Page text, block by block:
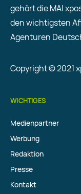
gehört die MAI
den wichtigsten
Agenturen
Copyright © 2021
WICHTIGES
Medienpartner
Werbung
Redaktion
Presse
Kontakt